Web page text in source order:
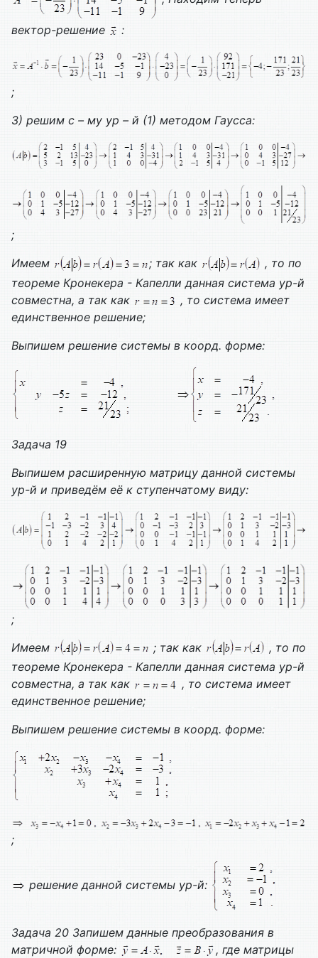
вектор-решение :
;
3) решим с – му ур – й (1) методом Гаусса:
;
Имеем
; так как
, то по
теореме Кронекера - Капелли данная система ур-й
совместна, а так как
, то система имеет
единственное решение;
Выпишем решение системы в коорд. форме:
Задача 19
Выпишем расширенную матрицу данной системы
ур-й и приведём её к ступенчатому виду:
;
Имеем
; так как
, то по
теореме Кронекера - Капелли данная система ур-й
совместна, а так как
, то система имеет
единственное решение;
Выпишем решение системы в коорд. форме:
;
решение данной системы ур-й:
Задача 20 Запишем данные преобразования в
матричной форме:
, где матрицы